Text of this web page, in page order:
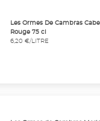
Les Ormes De Cambras
Rouge 75 cl
6,20 €/LITRE